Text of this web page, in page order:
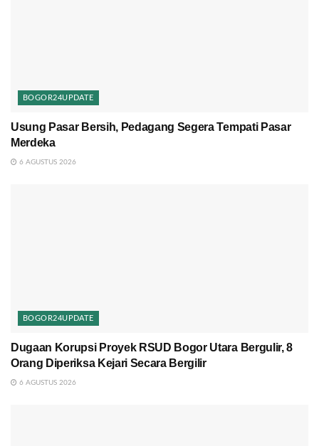
BOGOR24UPDATE
Usung Pasar Bersih, Pedagang Segera Tempati Pasar
Merdeka
6 AGUSTUS 2026
BOGOR24UPDATE
Dugaan Korupsi Proyek RSUD Bogor Utara Bergulir, 8
Orang Diperiksa Kejari Secara Bergilir
6 AGUSTUS 2026